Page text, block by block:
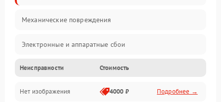
Механические повреждения
Электронные и аппаратные сбои
Неисправности сенсора и оптики
Программные ошибки
Неисправности Стоимость
Нет изображения 4000 ₽ Подробнее →